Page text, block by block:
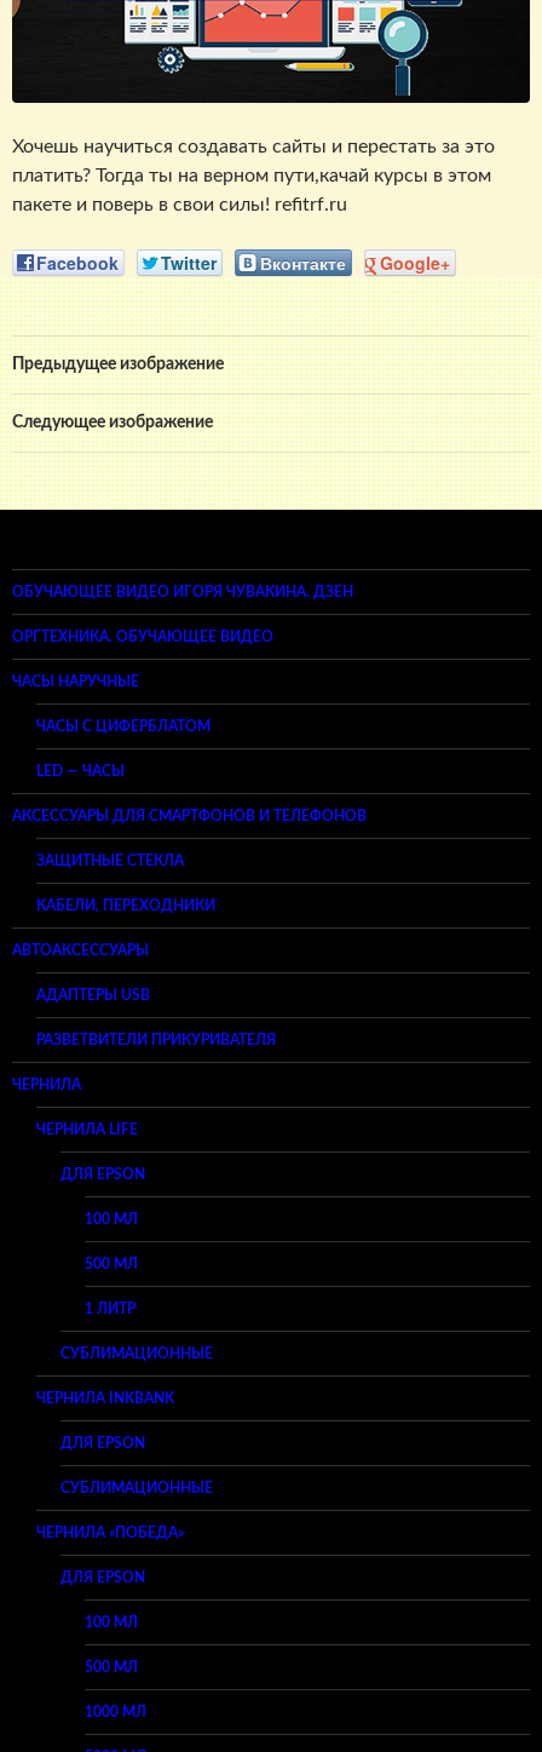
Хочешь научиться создавать сайты и перестать за это
платить? Тогда ты на верном пути,качай курсы в этом
пакете и поверь в свои силы! refitrf.ru
Facebook Twitter Вконтакте Google+
Предыдущее изображение
Следующее изображение
ОБУЧАЮЩЕЕ ВИДЕО ИГОРЯ ЧУВАКИНА. ДЗЕН
ОРГТЕХНИКА. ОБУЧАЮЩЕЕ ВИДЕО
ЧАСЫ НАРУЧНЫЕ
ЧАСЫ С ЦИФЕРБЛАТОМ
LED — ЧАСЫ
АКСЕССУАРЫ ДЛЯ СМАРТФОНОВ И ТЕЛЕФОНОВ
ЗАЩИТНЫЕ СТЕКЛА
КАБЕЛИ, ПЕРЕХОДНИКИ
АВТОАКСЕССУАРЫ
АДАПТЕРЫ USB
РАЗВЕТВИТЕЛИ ПРИКУРИВАТЕЛЯ
ЧЕРНИЛА
ЧЕРНИЛА LIFE
ДЛЯ EPSON
100 МЛ
500 МЛ
1 ЛИТР
СУБЛИМАЦИОННЫЕ
ЧЕРНИЛА INKBANK
ДЛЯ EPSON
СУБЛИМАЦИОННЫЕ
ЧЕРНИЛА «ПОБЕДА»
ДЛЯ EPSON
100 МЛ
500 МЛ
1000 МЛ